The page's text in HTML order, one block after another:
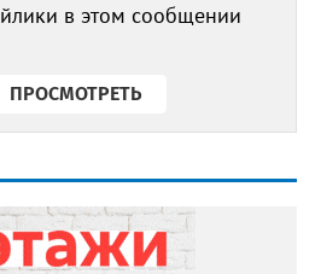
в этом сообщении